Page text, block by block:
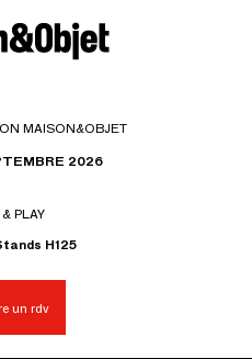
MAISON&OBJET
2026
PLAY
H125
un rdv